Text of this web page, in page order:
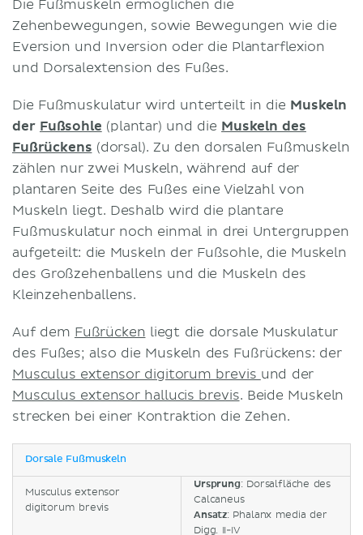
Die Fußmuskeln ermöglichen die
Zehenbewegungen, sowie Bewegungen wie die
Eversion und Inversion oder die Plantarflexion
und Dorsalextension des Fußes.
Die Fußmuskulatur wird unterteilt in die Muskeln
der Fußsohle (plantar) und die Muskeln des
Fußrückens (dorsal). Zu den dorsalen Fußmuskeln
zählen nur zwei Muskeln, während auf der
plantaren Seite des Fußes eine Vielzahl von
Muskeln liegt. Deshalb wird die plantare
Fußmuskulatur noch einmal in drei Untergruppen
aufgeteilt: die Muskeln der Fußsohle, die Muskeln
des Großzehenballens und die Muskeln des
Kleinzehenballens.
Auf dem Fußrücken liegt die dorsale Muskulatur
des Fußes; also die Muskeln des Fußrückens: der
Musculus extensor digitorum brevis und der
Musculus extensor hallucis brevis. Beide Muskeln
strecken bei einer Kontraktion die Zehen.
Dorsale Fußmuskeln
Musculus extensor
digitorum brevis
Ursprung: Dorsalfläche des
Calcaneus
Ansatz: Phalanx media der
Digg. II-IV